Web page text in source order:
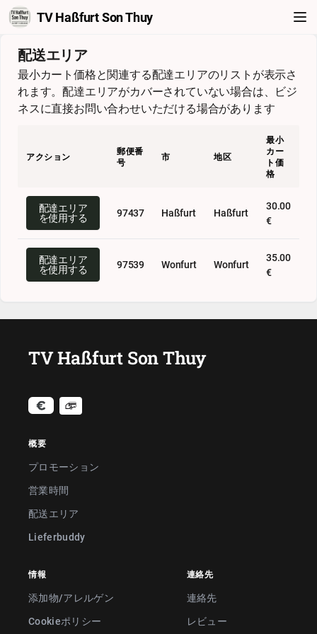
TV Haßfurt Son Thuy
配送エリア
最小カート価格と関連する配達エリアのリストが表示さ
れます。配達エリアがカバーされていない場合は、ビジ
ネスに直接お問い合わせいただける場合があります
アクション
郵便番
号
市 地区
最小
カー
ト価
格
配達エリア
を使用する 97437 Haßfurt Haßfurt
30.00
€
配達エリア
を使用する 97539 Wonfurt Wonfurt
35.00
€
TV Haßfurt Son Thuy
概要
プロモーション
営業時間
配送エリア
Lieferbuddy
情報
添加物/アレルゲン
Cookieポリシー
連絡先
連絡先
レビュー